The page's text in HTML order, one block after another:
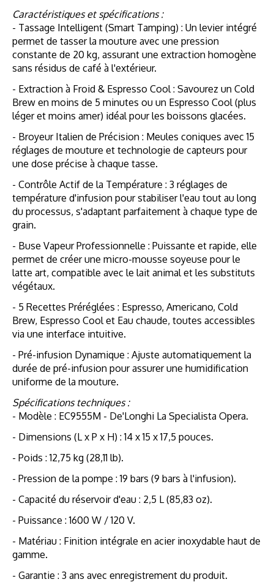
Caractéristiques et spécifications :
- Tassage Intelligent (Smart Tamping) : Un levier intégré
permet de tasser la mouture avec une pression
constante de 20 kg, assurant une extraction homogène
sans résidus de café à l'extérieur.
- Extraction à Froid & Espresso Cool : Savourez un Cold
Brew en moins de 5 minutes ou un Espresso Cool (plus
léger et moins amer) idéal pour les boissons glacées.
- Broyeur Italien de Précision : Meules coniques avec 15
réglages de mouture et technologie de capteurs pour
une dose précise à chaque tasse.
- Contrôle Actif de la Température : 3 réglages de
température d'infusion pour stabiliser l'eau tout au long
du processus, s'adaptant parfaitement à chaque type de
grain.
- Buse Vapeur Professionnelle : Puissante et rapide, elle
permet de créer une micro-mousse soyeuse pour le
latte art, compatible avec le lait animal et les substituts
végétaux.
- 5 Recettes Préréglées : Espresso, Americano, Cold
Brew, Espresso Cool et Eau chaude, toutes accessibles
via une interface intuitive.
- Pré-infusion Dynamique : Ajuste automatiquement la
durée de pré-infusion pour assurer une humidification
uniforme de la mouture.
Spécifications techniques :
- Modèle : EC9555M - De'Longhi La Specialista Opera.
- Dimensions (L x P x H) : 14 x 15 x 17,5 pouces.
- Poids : 12,75 kg (28,11 lb).
- Pression de la pompe : 19 bars (9 bars à l'infusion).
- Capacité du réservoir d'eau : 2,5 L (85,83 oz).
- Puissance : 1600 W / 120 V.
- Matériau : Finition intégrale en acier inoxydable haut de
gamme.
- Garantie : 3 ans avec enregistrement du produit.